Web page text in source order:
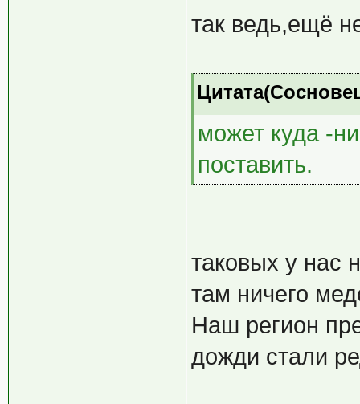
так ведь,ещё
может куда -
поставить.
таковых у нас
там ничего
Наш регион
дожди стали